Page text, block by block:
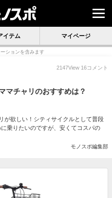
イテム マイページ
ションを含みます
2147View 16コメント
マチャリのおすすめは？
が欲しい！シティサイクルとして普段
乗りたいのですが、安くてコスパの
モノスポ編集部